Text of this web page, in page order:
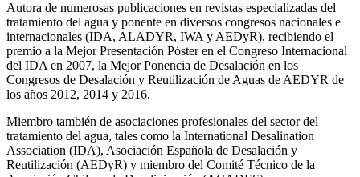
Autora de numerosas publicaciones en revistas especializadas del
tratamiento del agua y ponente en diversos congresos nacionales e
internacionales (IDA, ALADYR, IWA y AEDyR), recibiendo el
premio a la Mejor Presentación Póster en el Congreso Internacional
del IDA en 2007, la Mejor Ponencia de Desalación en los
Congresos de Desalación y Reutilización de Aguas de AEDYR de
los años 2012, 2014 y 2016.
Miembro también de asociaciones profesionales del sector del
tratamiento del agua, tales como la International Desalination
Association (IDA), Asociación Española de Desalación y
Reutilización (AEDyR) y miembro del Comité Técnico de la